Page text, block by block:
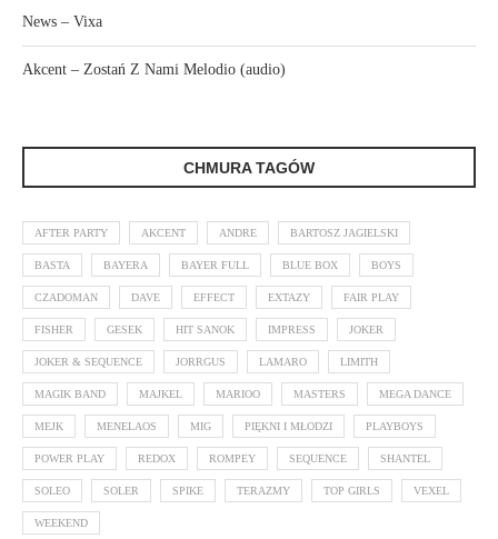
News – Vixa
Akcent – Zostań Z Nami Melodio (audio)
CHMURA TAGÓW
AFTER PARTY AKCENT ANDRE BARTOSZ JAGIELSKI
BASTA BAYERA BAYER FULL BLUE BOX BOYS
CZADOMAN DAVE EFFECT EXTAZY FAIR PLAY
FISHER GESEK HIT SANOK IMPRESS JOKER
JOKER & SEQUENCE JORRGUS LAMARO LIMITH
MAGIK BAND MAJKEL MARIOO MASTERS MEGA DANCE
MEJK MENELAOS MIG PIĘKNI I MŁODZI PLAYBOYS
POWER PLAY REDOX ROMPEY SEQUENCE SHANTEL
SOLEO SOLER SPIKE TERAZMY TOP GIRLS VEXEL
WEEKEND